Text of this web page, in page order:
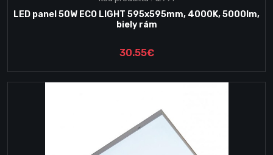
LED panel 50W ECO LIGHT 595x595mm, 4000K, 5000lm,
biely rám
30.55€